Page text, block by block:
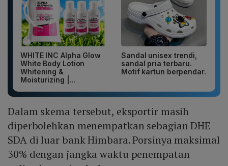
WHITE INC Alpha Glow
White Body Lotion
Whitening &
Moisturizing |...
Sandal unisex trendi,
sandal pria terbaru.
Motif kartun berpendar.
Dalam skema tersebut, eksportir masih
diperbolehkan menempatkan sebagian DHE
SDA di luar bank Himbara. Porsinya maksimal
30% dengan jangka waktu penempatan